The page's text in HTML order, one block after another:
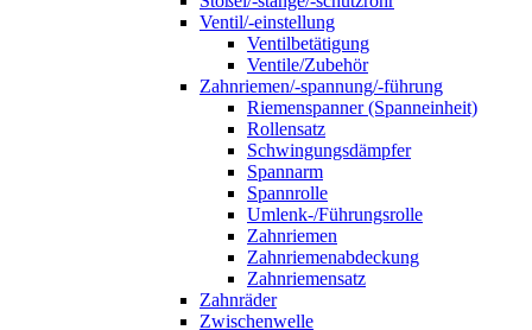
Ventil/-einstellung
Ventilbetätigung
Ventile/Zubehör
Zahnriemen/-spannung/-führung
Riemenspanner (Spanneinheit)
Rollensatz
Schwingungsdämpfer
Spannarm
Spannrolle
Umlenk-/Führungsrolle
Zahnriemen
Zahnriemenabdeckung
Zahnriemensatz
Zahnräder
Zwischenwelle